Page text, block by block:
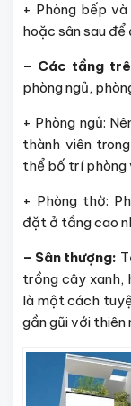
+ Phòng bếp
hoặc sân sau
– Các tầng
phòng ngủ,
+ Phòng ngủ:
thành viên
thể bố trí phòng
+ Phòng thờ:
đặt ở tầng cao
– Sân thượng:
trồng cây xanh,
là một cách
gần gũi với thiên